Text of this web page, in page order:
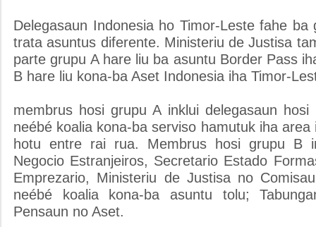
Delegasaun Indonesia ho Timor-Leste fahe ba
trata asuntus diferente. Ministeriu de Justisa
parte grupu A hare liu ba asuntu Border Pass
B hare liu kona-ba Aset Indonesia iha Timor-
membrus hosi grupu A inklui delegasaun hosi
neébé koalia kona-ba serviso hamutuk iha
hotu entre rai rua. Membrus hosi grupu B
Negocio Estranjeiros, Secretario Estado
Emprezario, Ministeriu de Justisa no
neébé koalia kona-ba asuntu tolu;
Pensaun no Aset.